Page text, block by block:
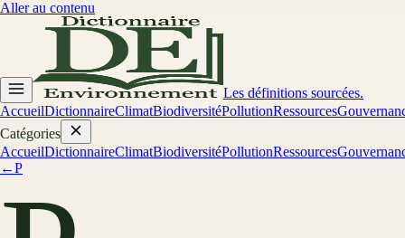
Aller au contenu
Les définitions sourcées.
AccueilDictionnaireClimatBiodiversitéPollutionRessources
Catégories
AccueilDictionnaireClimatBiodiversitéPollutionRessources
←P